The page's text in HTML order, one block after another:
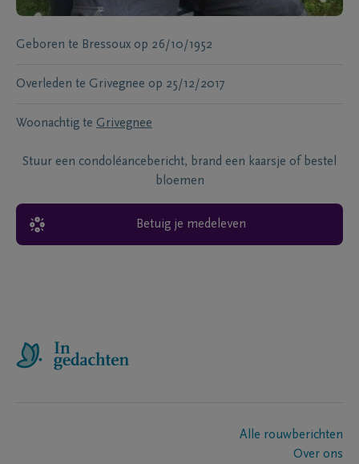
Geboren te Bressoux op 26/10/1952
Overleden te Grivegnee op 25/12/2017
Woonachtig te Grivegnee
Stuur een condoléancebericht, brand een kaarsje of bestel
bloemen
Betuig je medeleven
Alle rouwberichten
Over ons